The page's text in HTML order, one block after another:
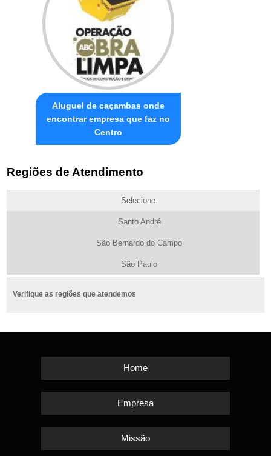
Aluguel de caçambas onde
encontrar empresa que faz no
Centro
Regiões de Atendimento
Selecione:
Santo André
São Bernardo do Campo
São Paulo
Verifique as regiões que atendemos
Home
Empresa
Missão